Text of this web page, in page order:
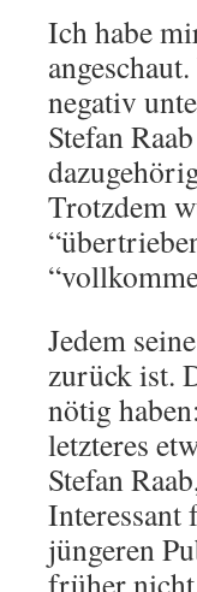
Ich habe
negativ
Stefan
Trotzdem
Jedem
zurück ist.
nötig
letzteres
Stefan
Interessant
jüngeren
früher